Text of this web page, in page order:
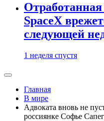
SpaceX
следующей
1 неделя спустя
Главная
В мире
Адвоката вновь не
россиянке Софье